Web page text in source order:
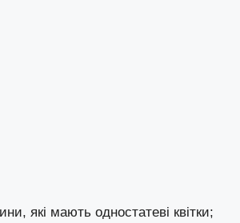
які мають одностатеві квітки;